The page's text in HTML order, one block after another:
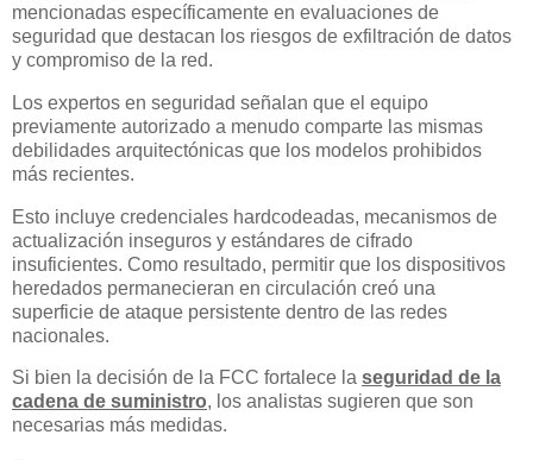
mencionadas específicamente en evaluaciones de
seguridad que destacan los riesgos de exfiltración de datos
y compromiso de la red.
Los expertos en seguridad señalan que el equipo
previamente autorizado a menudo comparte las mismas
debilidades arquitectónicas que los modelos prohibidos
más recientes.
Esto incluye credenciales hardcodeadas, mecanismos de
actualización inseguros y estándares de cifrado
insuficientes. Como resultado, permitir que los dispositivos
heredados permanecieran en circulación creó una
superficie de ataque persistente dentro de las redes
nacionales.
Si bien la decisión de la FCC fortalece la seguridad de la
cadena de suministro, los analistas sugieren que son
necesarias más medidas.